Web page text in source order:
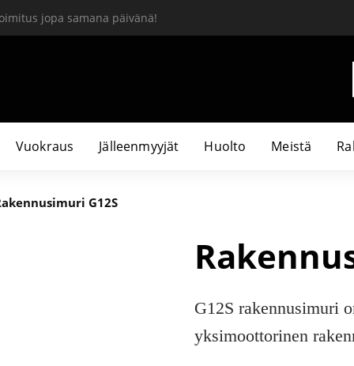
jopa samana päivänä!
Vuokraus Jälleenmyyjät Huolto Meistä
G12S
G12S rakennusimuri
yksimoottorinen